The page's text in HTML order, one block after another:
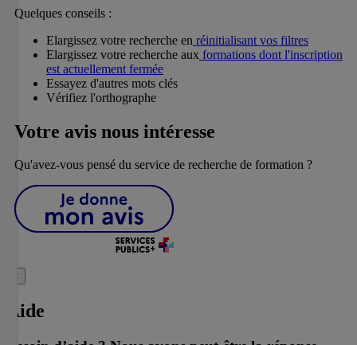
Quelques conseils :
Elargissez votre recherche en réinitialisant vos filtres
Elargissez votre recherche aux formations dont l'inscription
est actuellement fermée
Essayez d'autres mots clés
Vérifiez l'orthographe
Votre avis nous intéresse
Qu'avez-vous pensé du service de recherche de formation ?
×
Aide